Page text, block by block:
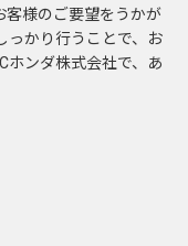
客様のご要望をうかが
っかり行うことで、お
ホンダ株式会社で、あ